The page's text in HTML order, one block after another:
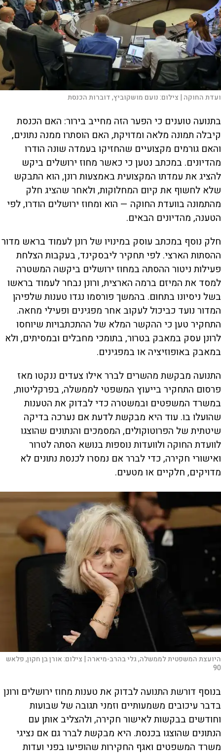
ועדת החוקה | צילום:נועם מושקוביץ, דוברות הכנסת
בתנועה טוענים כי הפער הזה מחייב בירור: האם הכנסת
קיבלה תמונה מלאה ומדויקת, האם הוסתרו ממנה נתונים,
והאם גורמים מקצועיים שהחזיקו בעמדה שונה הודרו
מהדיונים. במכתב נטען כי כאשר מחוז ירושלים ביקש
להציג את עמדתו המקצועית באמצעות רונן, הוא התבקש
שלא לחשוף את קיום המחלוקות, ולאחר שהציג חלק
מהתמונה בוועדת החוקה — הוא ומחוז ירושלים הודרו, לפי
הטענה, מהדיונים הבאים.
חלק נוסף במכתב עוסק במינויו של רונן לעמוד בראש מדור
ההסתות הארצי. לפי תחקיר ליבסקינד, בעקבות הצלחת
פעילות ניטור ההסתה במחוז ירושלים ביקשה המשטרה
למסד את המיזם ברמה הארצית, ורונן נבחר לעמוד בראשו
בשל ניסיונו בתחום. בהמשך פורסמו נגדו טענות שלפיהן
המדור נועד כביכול לעקוב אחר מפגינים ופעילי מחאה.
התחקיר טען כי ההקשר המלא של ההתכתבויות שיוחסו
לרונן עסק במאבק בטרור, בתומכי מחבלים ובמסיתים, ולא
במאבק באופוזיציה או במפגינים.
התנועה מבקשת מהשרים לברר אילו צעדים ננקטו מאז
פרסום התחקיר בייעוץ המשפטי לממשלה, בפרקליטות,
במשרד המשפטים ובמשטרה כדי לבדוק את הטענות
שהועלו בו. עוד היא מבקשת לדעת אם נערכה בדיקה
שיטתית של הפרוטוקולים, המסמכים והנתונים שהוצגו
לוועדת החוקה ולוועדות נוספות בנושא הסתה לטרור
ואישורי חקירה, כדי לברר אם נמסרו לכנסת נתונים לא
מדויקים, חלקיים או מטעים.
היועצת המשפטית לממשלה, גלי בהרב-מיארה | צילום:אורן בן חקון, פלאש
90
בנוסף דורשת התנועה לבדוק את טענות מחוז ירושלים ורונן
בדבר עיכובים משמעותיים וזמני תגובה של שבועות
וחודשים בבקשות לאישור חקירה, ולהצליב אותן עם
הנתונים שהוצגו בכנסת. היא מבקשת לברר גם אם נציגי
משרד המשפטים ואגף החקירות שהופיעו בפני ועדות